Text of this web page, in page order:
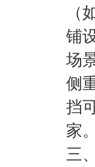
（
铺
场
侧
挡
家
三